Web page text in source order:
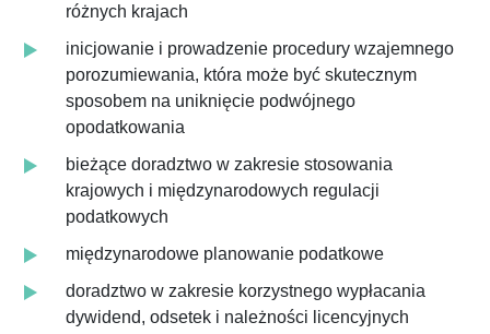
różnych krajach
inicjowanie i prowadzenie procedury wzajemnego
porozumiewania, która może być skutecznym
sposobem na uniknięcie podwójnego
opodatkowania
bieżące doradztwo w zakresie stosowania
krajowych i międzynarodowych regulacji
podatkowych
międzynarodowe planowanie podatkowe
doradztwo w zakresie korzystnego wypłacania
dywidend, odsetek i należności licencyjnych